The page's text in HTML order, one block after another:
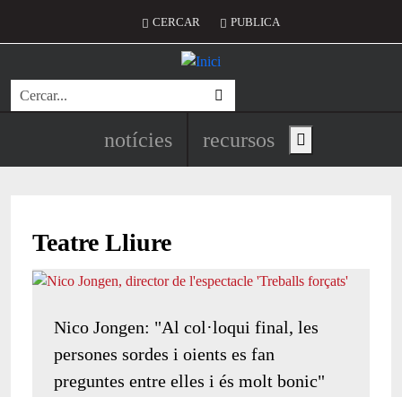
Menú del compte d'usuari
CERCAR PUBLICA
Cerca
Navegació principal de
notícies recursos Show main menu
Teatre Lliure
Nico Jongen: "Al col·loqui final, les
persones sordes i oients es fan
preguntes entre elles i és molt bonic"